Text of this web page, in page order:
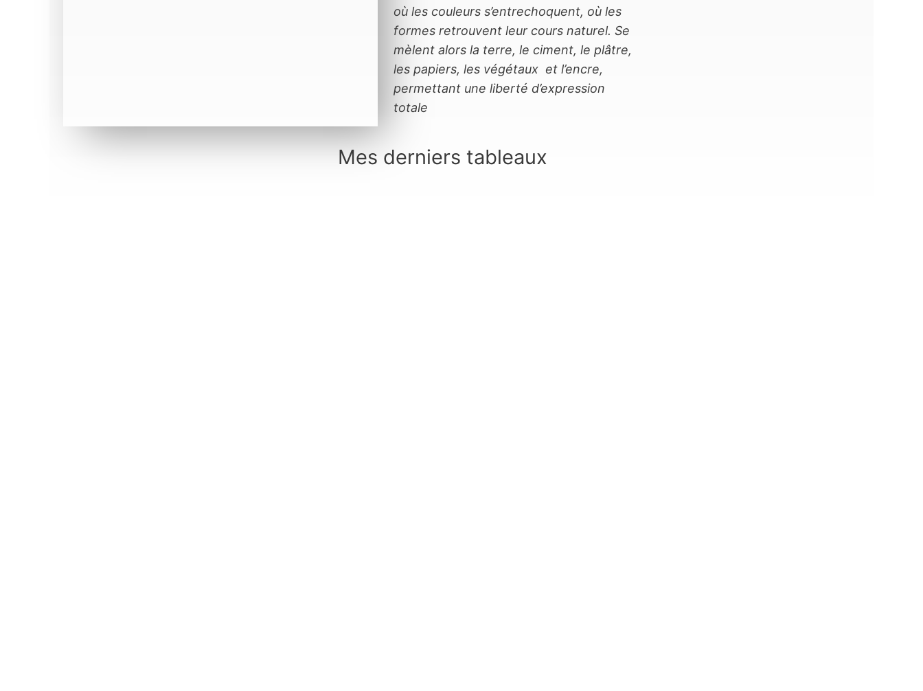
où les couleurs s’entrechoquent, où les
formes retrouvent leur cours naturel. Se
mèlent alors la terre, le ciment, le plâtre,
les papiers, les végétaux et l’encre,
permettant une liberté d’expression
totale
Mes derniers tableaux